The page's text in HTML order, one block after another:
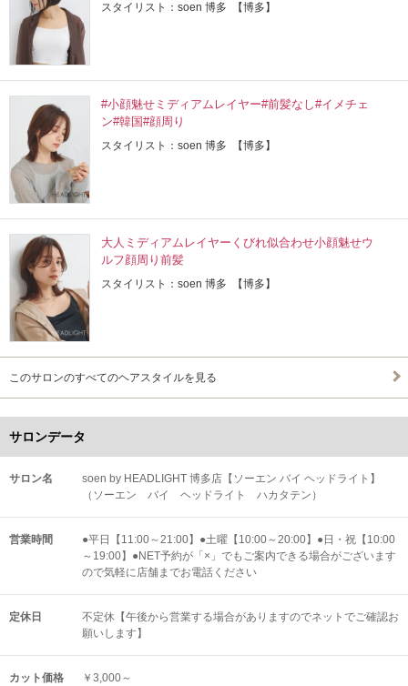
スタイリスト：soen 博多 【博多】
#小顔魅せミディアムレイヤー#前髪なし#イメチェ
ン#韓国#顔周り
スタイリスト：soen 博多 【博多】
大人ミディアムレイヤーくびれ似合わせ小顔魅せウ
ルフ顔周り前髪
スタイリスト：soen 博多 【博多】
このサロンのすべてのヘアスタイルを見る
サロンデータ
サロン名
soen by HEADLIGHT 博多店【ソーエン バイ ヘッドライト】
（ソーエン バイ ヘッドライト ハカタテン）
営業時間
●平日【11:00～21:00】●土曜【10:00～20:00】●日・祝【10:00
～19:00】●NET予約が「×」でもご案内できる場合がございます
ので気軽に店舗までお電話ください
定休日
不定休【午後から営業する場合がありますのでネットでご確認お
願いします】
カット価格 ￥3,000～